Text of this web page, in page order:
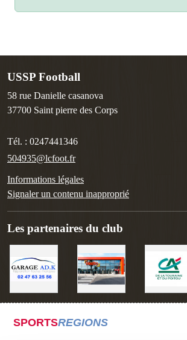
USSP Football
58 rue Danielle casanova
37700 Saint pierre des Corps
Tél. : 0247441346
504935@lcfoot.fr
Informations légales
Signaler un contenu inapproprié
Les partenaires du club
SPORTSREGIONS